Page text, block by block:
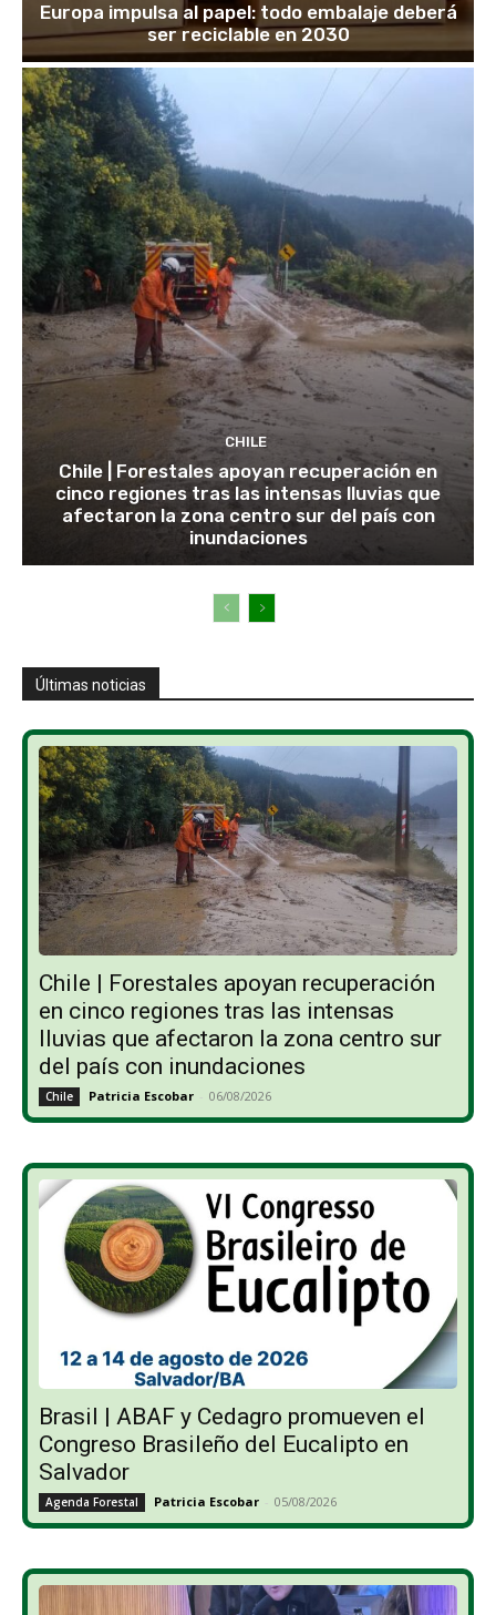
Europa impulsa al papel: todo embalaje deberá
ser reciclable en 2030
CHILE
Chile | Forestales apoyan recuperación en
cinco regiones tras las intensas lluvias que
afectaron la zona centro sur del país con
inundaciones
Últimas noticias
Chile | Forestales apoyan recuperación
en cinco regiones tras las intensas
lluvias que afectaron la zona centro sur
del país con inundaciones
Chile Patricia Escobar - 06/08/2026
Brasil | ABAF y Cedagro promueven el
Congreso Brasileño del Eucalipto en
Salvador
Agenda Forestal Patricia Escobar - 05/08/2026